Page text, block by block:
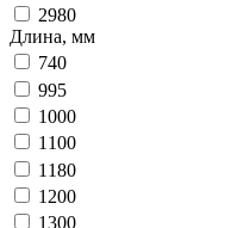
2980
Длина, мм
740
995
1000
1100
1180
1200
1300